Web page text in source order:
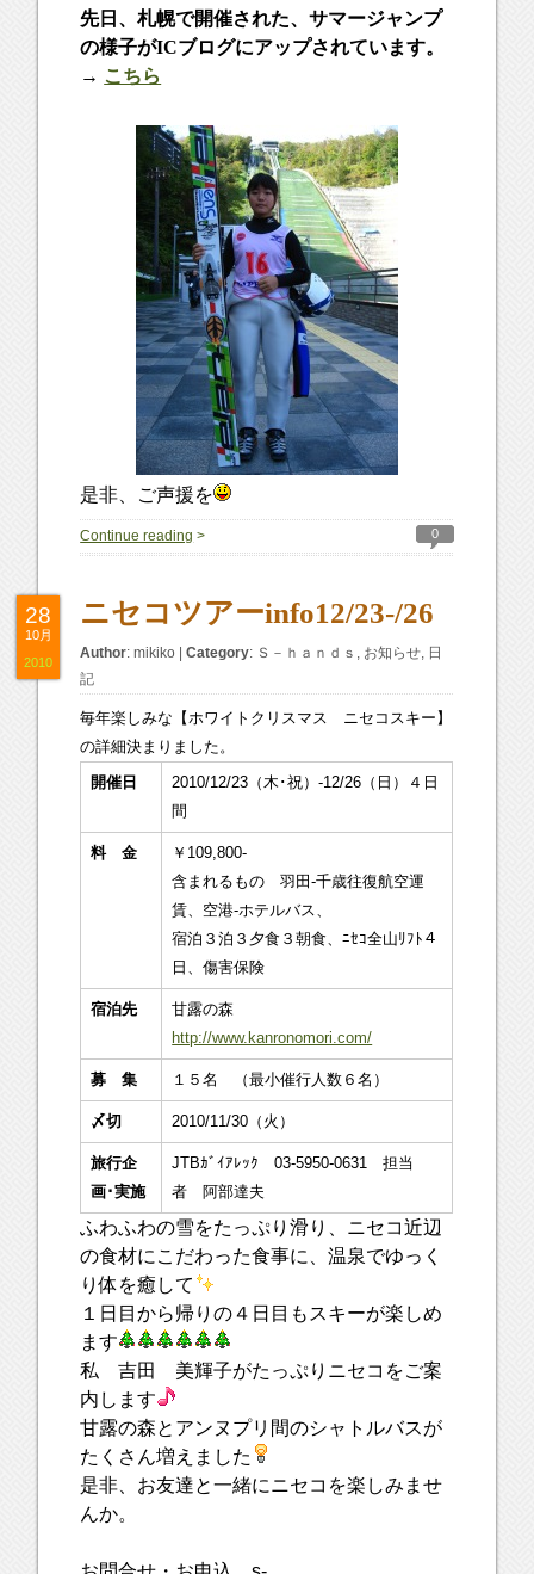
先日、札幌で開催された、サマージャンプ
の様子がICブログにアップされています。
→ こちら
是非、ご声援を
Continue reading > 0
ニセコツアーinfo12/23-/26
Author:mikiko |Category: Ｓ－ｈａｎｄｓ , お知らせ, 日
記
毎年楽しみな【ホワイトクリスマス ニセコスキー】
の詳細決まりました。
開催日
2010/12/23（木･祝）-12/26（日）４日
間
料 金
￥109,800-
含まれるもの 羽田-千歳往復航空運
賃、空港-ホテルバス、
宿泊３泊３夕食３朝食、ﾆｾｺ全山ﾘﾌﾄ４
日、傷害保険
宿泊先
甘露の森
http://www.kanronomori.com/
募 集 １５名 （最小催行人数６名）
〆切 2010/11/30（火）
旅行企
画･実施
JTBｶﾞｲｱﾚｯｸ 03-5950-0631 担当
者 阿部達夫
ふわふわの雪をたっぷり滑り、ニセコ近辺
の食材にこだわった食事に、温泉でゆっく
り体を癒して
１日目から帰りの４日目もスキーが楽しめ
ます
私 吉田 美輝子がたっぷりニセコをご案
内します
甘露の森とアンヌプリ間のシャトルバスが
たくさん増えました
是非、お友達と一緒にニセコを楽しみませ
んか。
28
10月
2010